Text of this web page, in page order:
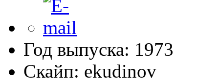
Год выпуска: 1973
Скайп: ekudinov